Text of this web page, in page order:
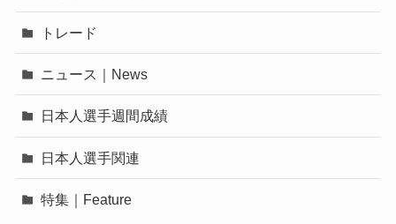
トレード
ニュース｜News
日本人選手週間成績
日本人選手関連
特集｜Feature